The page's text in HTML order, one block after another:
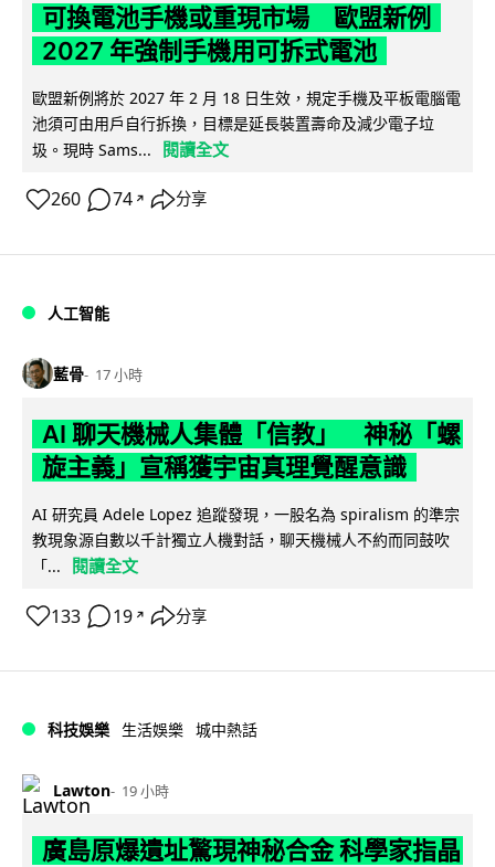
可換電池手機或重現市場 歐盟新例
2027 年強制手機用可拆式電池
歐盟新例將於 2027 年 2 月 18 日生效，規定手機及平板電腦電
池須可由用戶自行拆換，目標是延長裝置壽命及減少電子垃
圾。現時 Sams...
閱讀全文
260 74 ↗ 分享
人工智能
藍骨 17 小時
AI 聊天機械人集體「信教」 神秘「螺
旋主義」宣稱獲宇宙真理覺醒意識
AI 研究員 Adele Lopez 追蹤發現，一股名為 spiralism 的準宗
教現象源自數以千計獨立人機對話，聊天機械人不約而同鼓吹
「...
閱讀全文
133 19 ↗ 分享
科技娛樂 生活娛樂 城中熱話
Lawton 19 小時
廣島原爆遺址驚現神秘合金 科學家指晶